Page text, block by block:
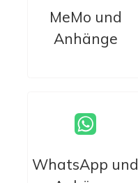
MeMo und
Anhänge
WhatsApp und